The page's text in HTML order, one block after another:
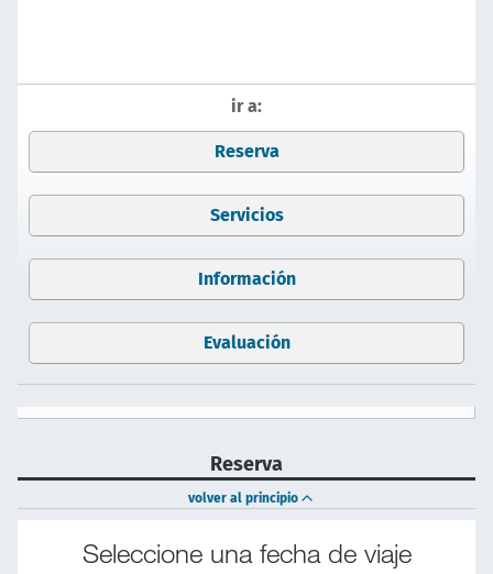
ir a:
Reserva
Servicios
Información
Evaluación
Reserva
volver al principio
Seleccione una fecha de viaje